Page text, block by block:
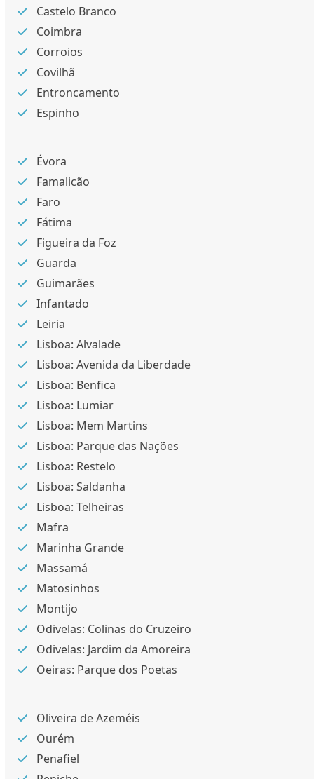
Castelo Branco
Coimbra
Corroios
Covilhã
Entroncamento
Espinho
Évora
Famalicão
Faro
Fátima
Figueira da Foz
Guarda
Guimarães
Infantado
Leiria
Lisboa: Alvalade
Lisboa: Avenida da Liberdade
Lisboa: Benfica
Lisboa: Lumiar
Lisboa: Mem Martins
Lisboa: Parque das Nações
Lisboa: Restelo
Lisboa: Saldanha
Lisboa: Telheiras
Mafra
Marinha Grande
Massamá
Matosinhos
Montijo
Odivelas: Colinas do Cruzeiro
Odivelas: Jardim da Amoreira
Oeiras: Parque dos Poetas
Oliveira de Azeméis
Ourém
Penafiel